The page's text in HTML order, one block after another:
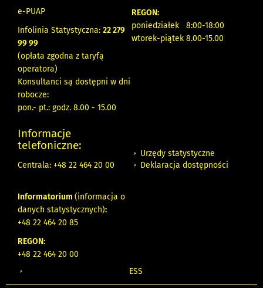
e-PUAP
Infolinia Statystyczna: 22 279
99 99
(opłata zgodna z taryfą
operatora)
Konsultanci są dostępni w dni
robocze:
pon.- pt.: godz. 8.00 - 15.00
REGON:
poniedziałek 8:00-18:00
wtorek-piątek 8.00-15.00
Informacje
telefoniczne:
Centrala: +48 22 464 20 00
Informatorium (informacja o
danych statystycznych):
+48 22 464 20 85
REGON:
+48 22 464 20 00
Urzędy statystyczne
Deklaracja dostępności
ESS